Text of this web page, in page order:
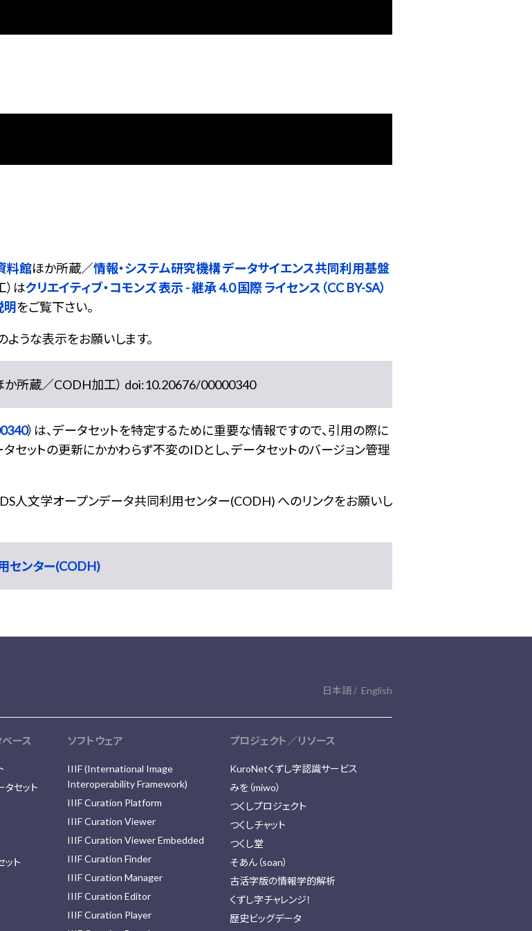
料館ほか所蔵／情報・システム研究機構 データサイエンス共同利用基盤
）はクリエイティブ・コモンズ 表示 - 継承 4.0 国際 ライセンス（CC BY-SA）
明をご覧下さい。
うな表示をお願いします。
か所蔵／CODH加工） doi:10.20676/00000340
）は、データセットを特定するために重要な情報ですので、引用の際に
セットの更新にかかわらず不変のIDとし、データセットのバージョン管理
人文学オープンデータ共同利用センター(CODH) へのリンクをお願いし
センター(CODH)
日本語 English
ース
セット
ット
ソフトウェア
IIIF (International Image
Interoperability Framework)
IIIF Curation Platform
IIIF Curation Viewer
IIIF Curation Viewer Embedded
IIIF Curation Finder
IIIF Curation Manager
IIIF Curation Editor
IIIF Curation Player
プロジェクト／リソース
KuroNetくずし字認識サービス
みを（miwo）
つくしプロジェクト
つくしチャット
つくし堂
そあん（soan）
古活字版の情報学的解析
くずし字チャレンジ！
歴史ビッグデータ